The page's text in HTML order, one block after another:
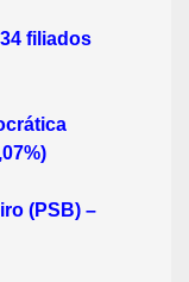
filiados
(PSB) –